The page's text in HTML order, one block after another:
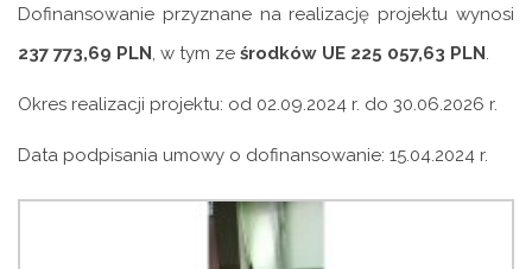
Dofinansowanie przyznane na realizację projektu wynosi
237 773,69 PLN, w tym ze środków UE 225 057,63 PLN.
Okres realizacji projektu: od 02.09.2024 r. do 30.06.2026 r.
Data podpisania umowy o dofinansowanie: 15.04.2024 r.